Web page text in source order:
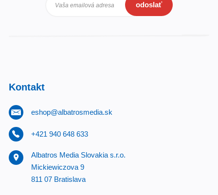
Vaša emailová adresa odoslať
Kontakt
eshop@albatrosmedia.sk
+421 940 648 633
Albatros Media Slovakia s.r.o.
Mickiewiczova 9
811 07 Bratislava